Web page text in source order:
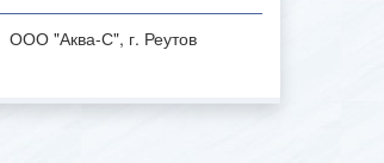
ООО "Аква-С", г. Реутов